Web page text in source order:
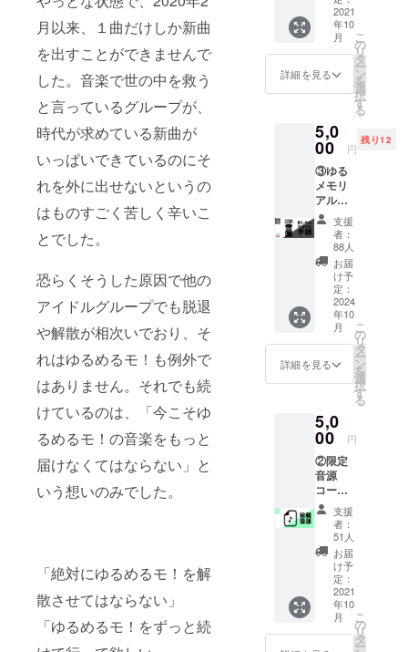
月以来、１曲だけしか新曲
を出すことができませんで
した。音楽で世の中を救う
と言っているグループが、
時代が求めている新曲が
いっぱいできているのにそ
れを外に出せないというの
はものすごく苦しく辛いこ
とでした。
恐らくそうした原因で他の
アイドルグループでも脱退
や解散が相次いでおり、そ
れはゆるめるモ！も例外で
はありません。それでも続
けているのは、「今こそゆ
るめるモ！の音楽をもっと
届けなくてはならない」と
いう想いのみでした。
「絶対にゆるめるモ！を解
散させてはならない」
「ゆるめるモ！をずっと続
で載せ
る名前
を入れ
さい。
クレ
方はお
手数で
すが
「クレ
ジット
不要」
と記載
くださ
い。記
載ない
場合
は、お
申し込
み時の
ジット
させて
映像の
クレ
ジット
に購入
者様の
す。 --
注意事
項・補
足-- ※ツ
アーが
延期、
中止
等、内
容に変
更が
あった
場合、
ドキュ
メンタ
リ映像
も変更
内容に
なりま
す。そ
の場合
でもご
支援金
の払い
戻しは
致しか
ねます
ので予
めご了
承くだ
さい。
※ドキュ
意事
項・補
足-- ※
データ
はメー
-申込時
のお願
考欄に
クレ
ジット
で載せ
る名前
を入れ
てくだ
さい。
クレ
ジット
不要な
方はお
手数で
すが
と記載
くださ
い。記
載ない
場合
は、お
申し込
み時の
お名前
でクレ
ジット
させて
頂きま
す。
カペ
ラ」プ
ラン ・
ゆるめ
るモ！
メン
のお礼
メッ
セージ
送信(写
真デー
タ付き)
・推し
が歌う
新曲の
ワン
コーラ
スデー
タを
メール
でお送
りしま
す。 --
う曲は
メン
セレク
トしま
す。 ※
種類は
メン
バーご
とに1種
類ずつ
です。
※このリ
ターン
に付き
まして
2021
年10
月
詳細を見る
こ
の
リ
タ
ー
ン
を
選
択
す
る
5,0
00 円
残り12
③ゆる
メモリ
アル！
コー
ス：「3
年後に
届くお
手紙」
プラン
・3年後
にご希
望のメ
ンバー
からあ
なたに
が届き
ます。 -
-注意事
項・補
足-- ※こ
のリ
ターン
に付き
まして
は商品
の送付
を持っ
て完了
となり
ます。
万が
支援
者：
88人
お届
け予
定：
2024
年10
月
詳細を見る
こ
の
リ
タ
ー
ン
を
選
択
す
る
5,0
00 円
②限定
音源
コー
ス：
「ゆる
める
モ！秘
蔵音
源」プ
ラン ・
ゆるめ
るモ！
メン
支援
者：
51人
お届
け予
定：
2021
年10
月
こ
の
リ
タ
ー